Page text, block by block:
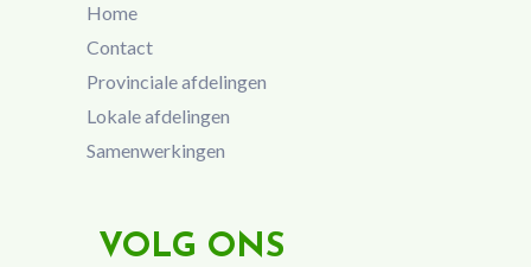
Home
Contact
Provinciale afdelingen
Lokale afdelingen
Samenwerkingen
VOLG ONS